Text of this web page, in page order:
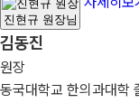
진현규 원장님
김동진
원장
동국대학교 한의과대학